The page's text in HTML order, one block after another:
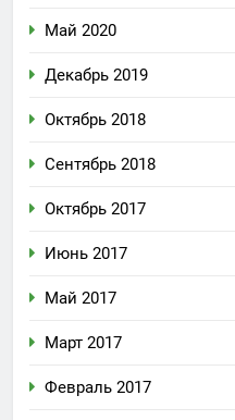
Май 2020
Декабрь 2019
Октябрь 2018
Сентябрь 2018
Октябрь 2017
Июнь 2017
Май 2017
Март 2017
Февраль 2017